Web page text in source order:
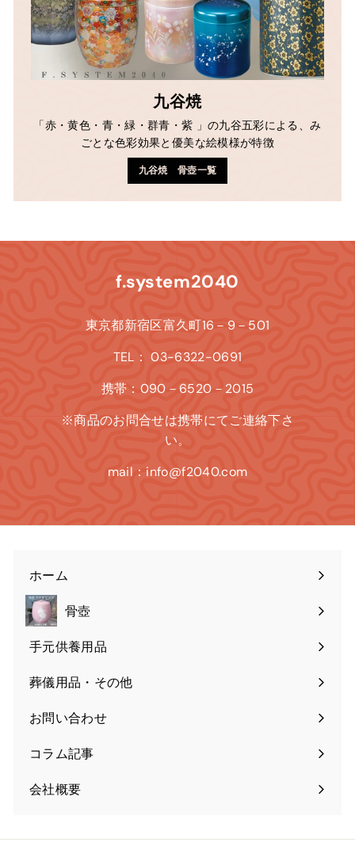
九谷焼
「赤・黄色・青・緑・群青・紫 」の九谷五彩による、み
ごとな色彩効果と優美な絵模様が特徴
九谷焼 骨壺一覧
f.system2040
東京都新宿区富久町16－9－501
TEL： 03-6322-0691
携帯：090－6520－2015
※商品のお問合せは携帯にてご連絡下さ
い。
mail：info@f2040.com
ホーム
骨壺
手元供養用品
葬儀用品・その他
お問い合わせ
コラム記事
会社概要